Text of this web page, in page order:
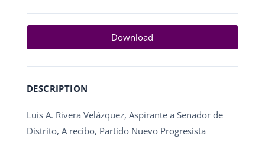
Download
DESCRIPTION
Luis A. Rivera Velázquez, Aspirante a Senador de
Distrito, A recibo, Partido Nuevo Progresista